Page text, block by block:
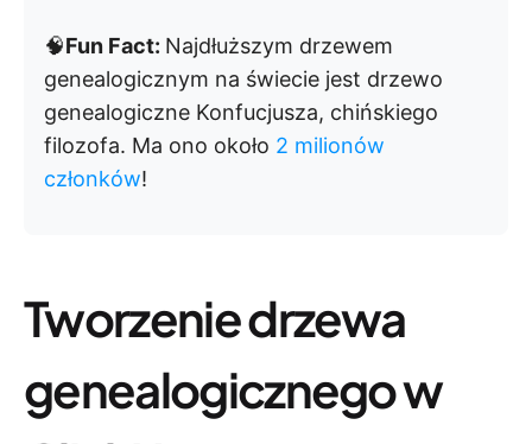
🧠Fun Fact: Najdłuższym drzewem
genealogicznym na świecie jest drzewo
genealogiczne Konfucjusza, chińskiego
filozofa. Ma ono około 2 milionów
członków!
Tworzenie drzewa
genealogicznego w